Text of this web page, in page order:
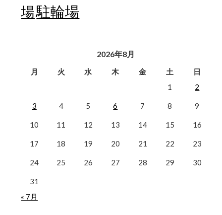
場駐輪場
2026年8月
月 火 水 木 金 土
日
1
2
3 4 5 6 7 8 9
10 11 12 13 14 15 16
17 18 19 20 21 22 23
24 25 26 27 28 29 30
31
« 7月